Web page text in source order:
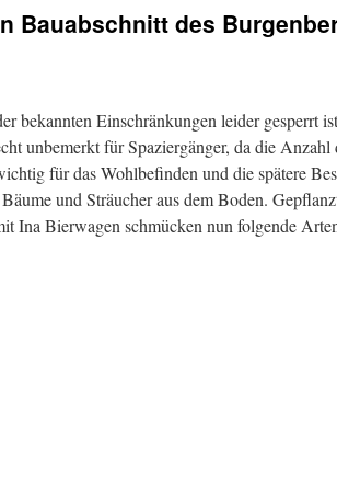
Bauabschnitt des
bekannten Einschränkungen leider gesperrt
unbemerkt für Spaziergänger, da die Anzahl
für das Wohlbefinden und die spätere
und Sträucher aus dem Boden.
Ina Bierwagen schmücken nun folgende